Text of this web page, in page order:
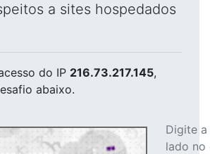
a sites hospedados
do IP 216.73.217.145,
abaixo.
Digite
lado no